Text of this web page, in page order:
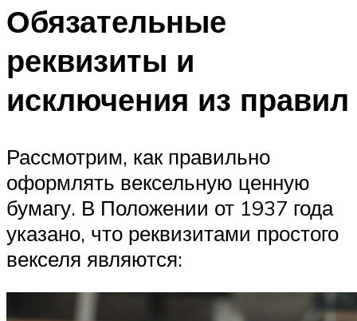
Обязательные
реквизиты и
исключения из правил
Рассмотрим, как правильно
оформлять вексельную ценную
бумагу. В Положении от 1937 года
указано, что реквизитами простого
векселя являются: